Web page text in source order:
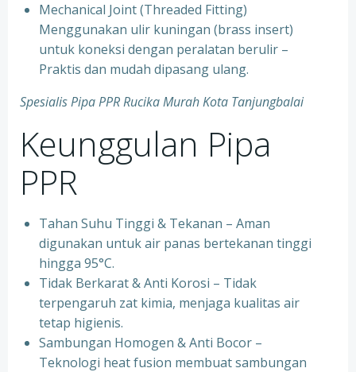
⁠Mechanical Joint (Threaded Fitting)
Menggunakan ulir kuningan (brass insert)
untuk koneksi dengan peralatan berulir –
Praktis dan mudah dipasang ulang.
Spesialis Pipa PPR Rucika Murah Kota Tanjungbalai
Keunggulan Pipa
PPR
Tahan Suhu Tinggi & Tekanan – Aman
digunakan untuk air panas bertekanan tinggi
hingga 95°C.
⁠Tidak Berkarat & Anti Korosi – Tidak
terpengaruh zat kimia, menjaga kualitas air
tetap higienis.
⁠Sambungan Homogen & Anti Bocor –
Teknologi heat fusion membuat sambungan